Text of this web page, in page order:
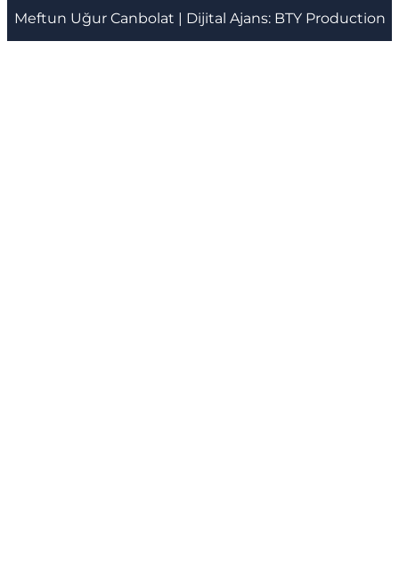
Meftun Uğur Canbolat | Dijital Ajans: BTY Production